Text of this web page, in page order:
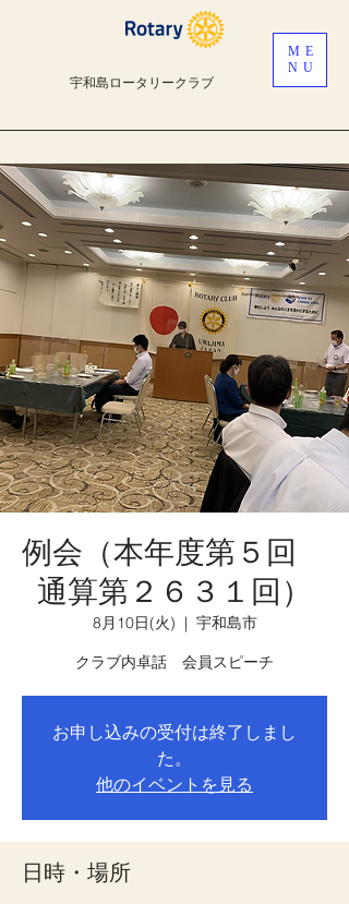
宇和島ロータリークラブ
ME
NU
例会（本年度第５回
通算第２６３１回）
8月10日(火)
  |
宇和島市
クラブ内卓話 会員スピーチ
お申し込みの受付は終了しまし
た。
他のイベントを見る
日時・場所